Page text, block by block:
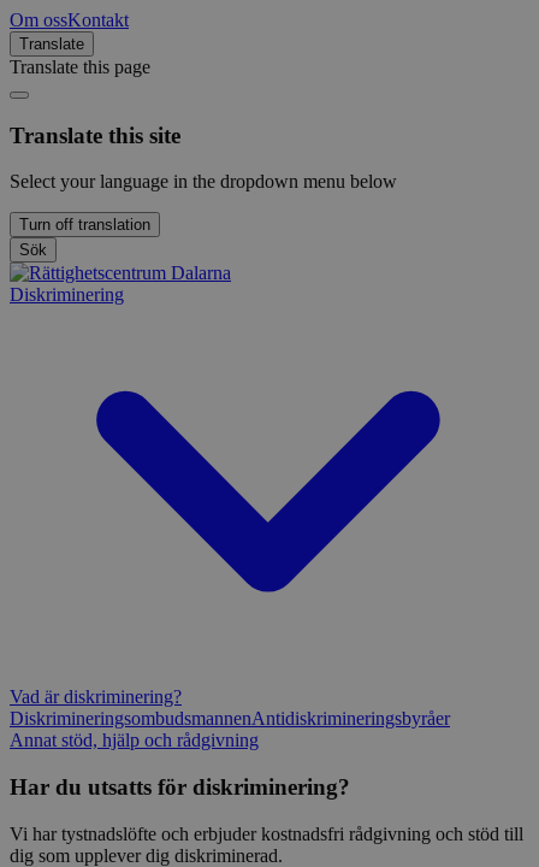
Om ossKontakt
Translate
Translate this page
Translate this site
Select your language in the dropdown menu below
Turn off translation
Sök
Diskriminering
Vad är diskriminering?
DiskrimineringsombudsmannenAntidiskrimineringsbyråer
Annat stöd, hjälp och rådgivning
Har du utsatts för diskriminering?
Vi har tystnadslöfte och erbjuder kostnadsfri rådgivning och stöd till
dig som upplever dig diskriminerad.